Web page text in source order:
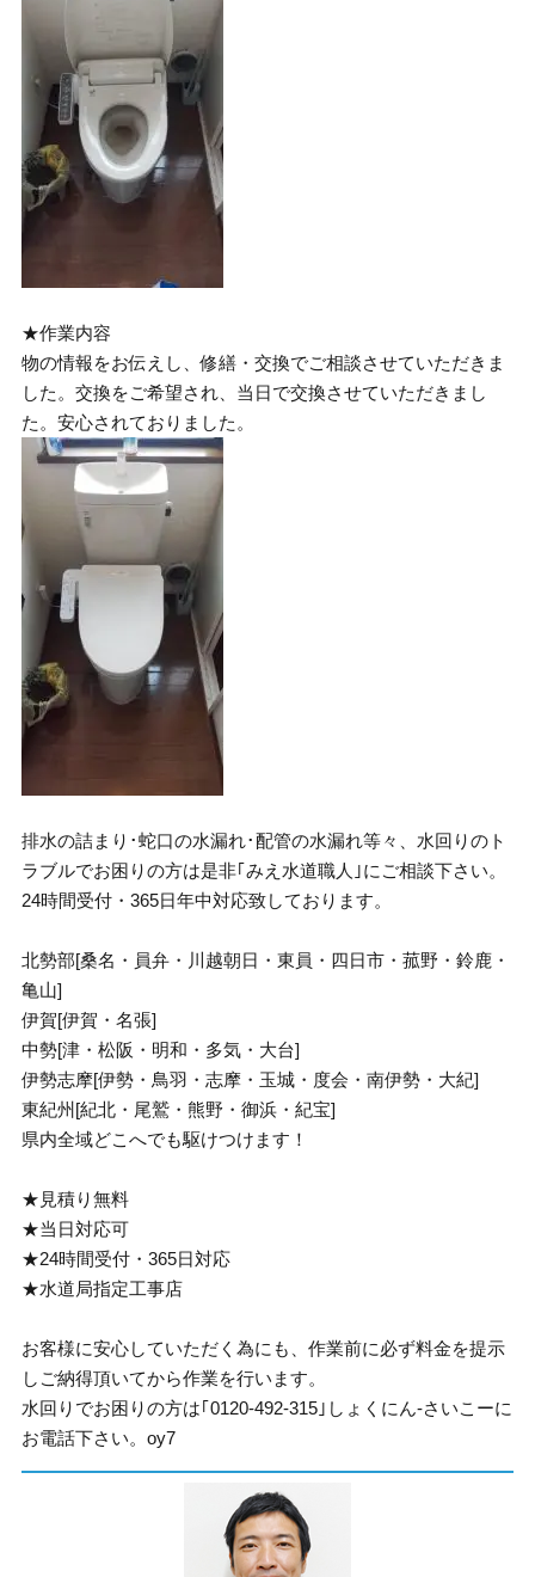
★作業内容
物の情報をお伝えし、修繕・交換でご相談させていただきま
した。交換をご希望され、当日で交換させていただきまし
た。安心されておりました。
排水の詰まり･蛇口の水漏れ･配管の水漏れ等々、水回りのト
ラブルでお困りの方は是非｢みえ水道職人｣にご相談下さい。
24時間受付・365日年中対応致しております。
北勢部[桑名・員弁・川越朝日・東員・四日市・菰野・鈴鹿・
亀山]
伊賀[伊賀・名張]
中勢[津・松阪・明和・多気・大台]
伊勢志摩[伊勢・鳥羽・志摩・玉城・度会・南伊勢・大紀]
東紀州[紀北・尾鷲・熊野・御浜・紀宝]
県内全域どこへでも駆けつけます！
★見積り無料
★当日対応可
★24時間受付・365日対応
★水道局指定工事店
お客様に安心していただく為にも、作業前に必ず料金を提示
しご納得頂いてから作業を行います。
水回りでお困りの方は｢0120-492-315｣しょくにん-さいこーに
お電話下さい。oy7